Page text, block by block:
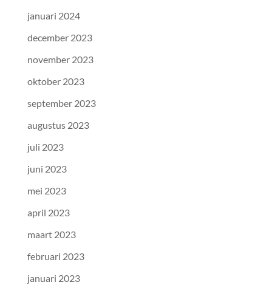
januari 2024
december 2023
november 2023
oktober 2023
september 2023
augustus 2023
juli 2023
juni 2023
mei 2023
april 2023
maart 2023
februari 2023
januari 2023